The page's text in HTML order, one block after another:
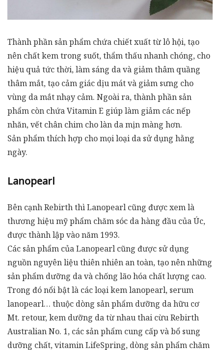
Thành phần sản phẩm chứa chiết xuất từ lô hội, tạo
nên chất kem trong suốt, thẩm thấu nhanh chóng, cho
hiệu quả tức thời, làm sáng da và giảm thâm quầng
thâm mắt, tạo cảm giác dịu mát và giảm sưng cho
vùng da mắt nhạy cảm. Ngoài ra, thành phần sản
phẩm còn chứa Vitamin E giúp làm giảm các nếp
nhăn, vết chân chim cho làn da mịn màng hơn.
Sản phẩm thích hợp cho mọi loại da sử dụng hằng
ngày.
Lanopearl
Bên cạnh Rebirth thì Lanopearl cũng được xem là
thương hiệu mỹ phẩm chăm sóc da hàng đầu của Úc,
được thành lập vào năm 1993.
Các sản phẩm của Lanopearl cũng được sử dụng
nguồn nguyên liệu thiên nhiên an toàn, tạo nên những
sản phẩm dưỡng da và chống lão hóa chất lượng cao.
Trong đó nổi bật là các loại kem lanopearl, serum
lanopearl… thuộc dòng sản phẩm dưỡng da hữu cơ
Mt. retour, kem dưỡng da từ nhau thai cừu Rebirth
Australian No. 1, các sản phẩm cung cấp và bổ sung
dưỡng chất, vitamin LifeSpring, dòng sản phẩm chăm